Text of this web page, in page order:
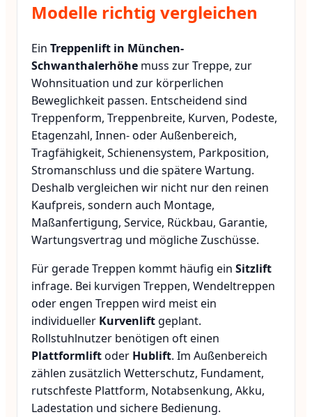
Modelle richtig vergleichen
Ein Treppenlift in München-
Schwanthalerhöhe muss zur Treppe, zur
Wohnsituation und zur körperlichen
Beweglichkeit passen. Entscheidend sind
Treppenform, Treppenbreite, Kurven, Podeste,
Etagenzahl, Innen- oder Außenbereich,
Tragfähigkeit, Schienensystem, Parkposition,
Stromanschluss und die spätere Wartung.
Deshalb vergleichen wir nicht nur den reinen
Kaufpreis, sondern auch Montage,
Maßanfertigung, Service, Rückbau, Garantie,
Wartungsvertrag und mögliche Zuschüsse.
Für gerade Treppen kommt häufig ein Sitzlift
infrage. Bei kurvigen Treppen, Wendeltreppen
oder engen Treppen wird meist ein
individueller Kurvenlift geplant.
Rollstuhlnutzer benötigen oft einen
Plattformliftoder Hublift. Im Außenbereich
zählen zusätzlich Wetterschutz, Fundament,
rutschfeste Plattform, Notabsenkung, Akku,
Ladestation und sichere Bedienung.